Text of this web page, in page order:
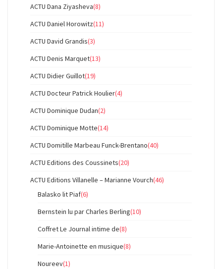
ACTU Dana Ziyasheva(8)
ACTU Daniel Horowitz(11)
ACTU David Grandis(3)
ACTU Denis Marquet(13)
ACTU Didier Guillot(19)
ACTU Docteur Patrick Houlier(4)
ACTU Dominique Dudan(2)
ACTU Dominique Motte(14)
ACTU Domitille Marbeau Funck-Brentano(40)
ACTU Editions des Coussinets(20)
ACTU Editions Villanelle – Marianne Vourch(46)
Balasko lit Piaf(6)
Bernstein lu par Charles Berling(10)
Coffret Le Journal intime de(8)
Marie-Antoinette en musique(8)
Noureev(1)